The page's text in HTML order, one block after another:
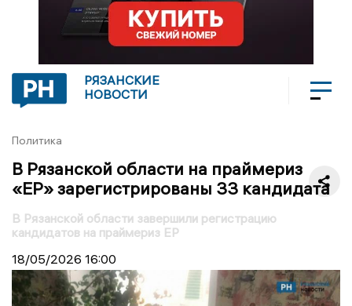
РЯЗАНСКИЕ
НОВОСТИ
Политика
В Рязанской области на праймериз
«ЕР» зарегистрированы 33 кандидата
В Рязанской области завершили регистрацию
кандидатов на праймериз ЕР
18/05/2026 16:00